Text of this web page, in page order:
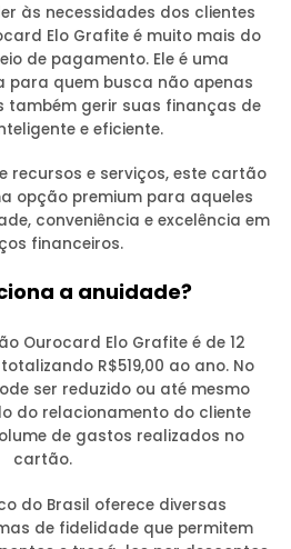
às necessidades dos clientes
Elo Grafite é muito mais do
de pagamento. Ele é uma
para quem busca não apenas
também gerir suas finanças de
e eficiente.
recursos e serviços, este cartão
opção premium para aqueles
conveniência e excelência em
financeiros.
a anuidade?
Ourocard Elo Grafite é de 12
R$519,00 ao ano. No
ser reduzido ou até mesmo
do relacionamento do cliente
de gastos realizados no
cartão.
do Brasil oferece diversas
de fidelidade que permitem